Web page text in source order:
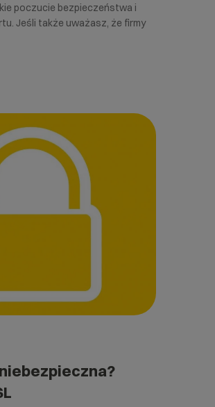
poczucie bezpieczeństwa i
Jeśli także uważasz, że firmy